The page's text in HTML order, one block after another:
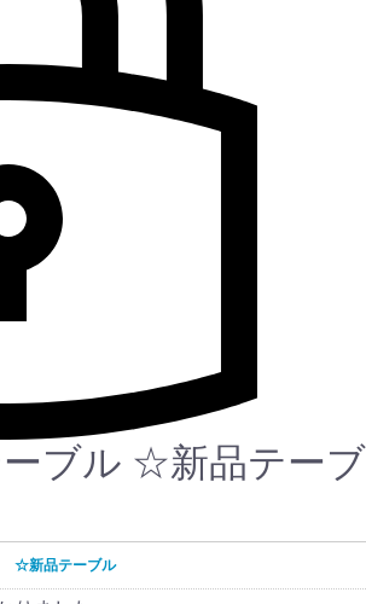
ブル ☆新品テーブ
☆新品テーブル